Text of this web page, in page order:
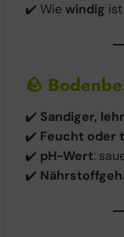
✔️ Wiewindig
🪨
✔️ Sandiger,
✔️ Feucht oder
✔️ pH-Wert:
✔️